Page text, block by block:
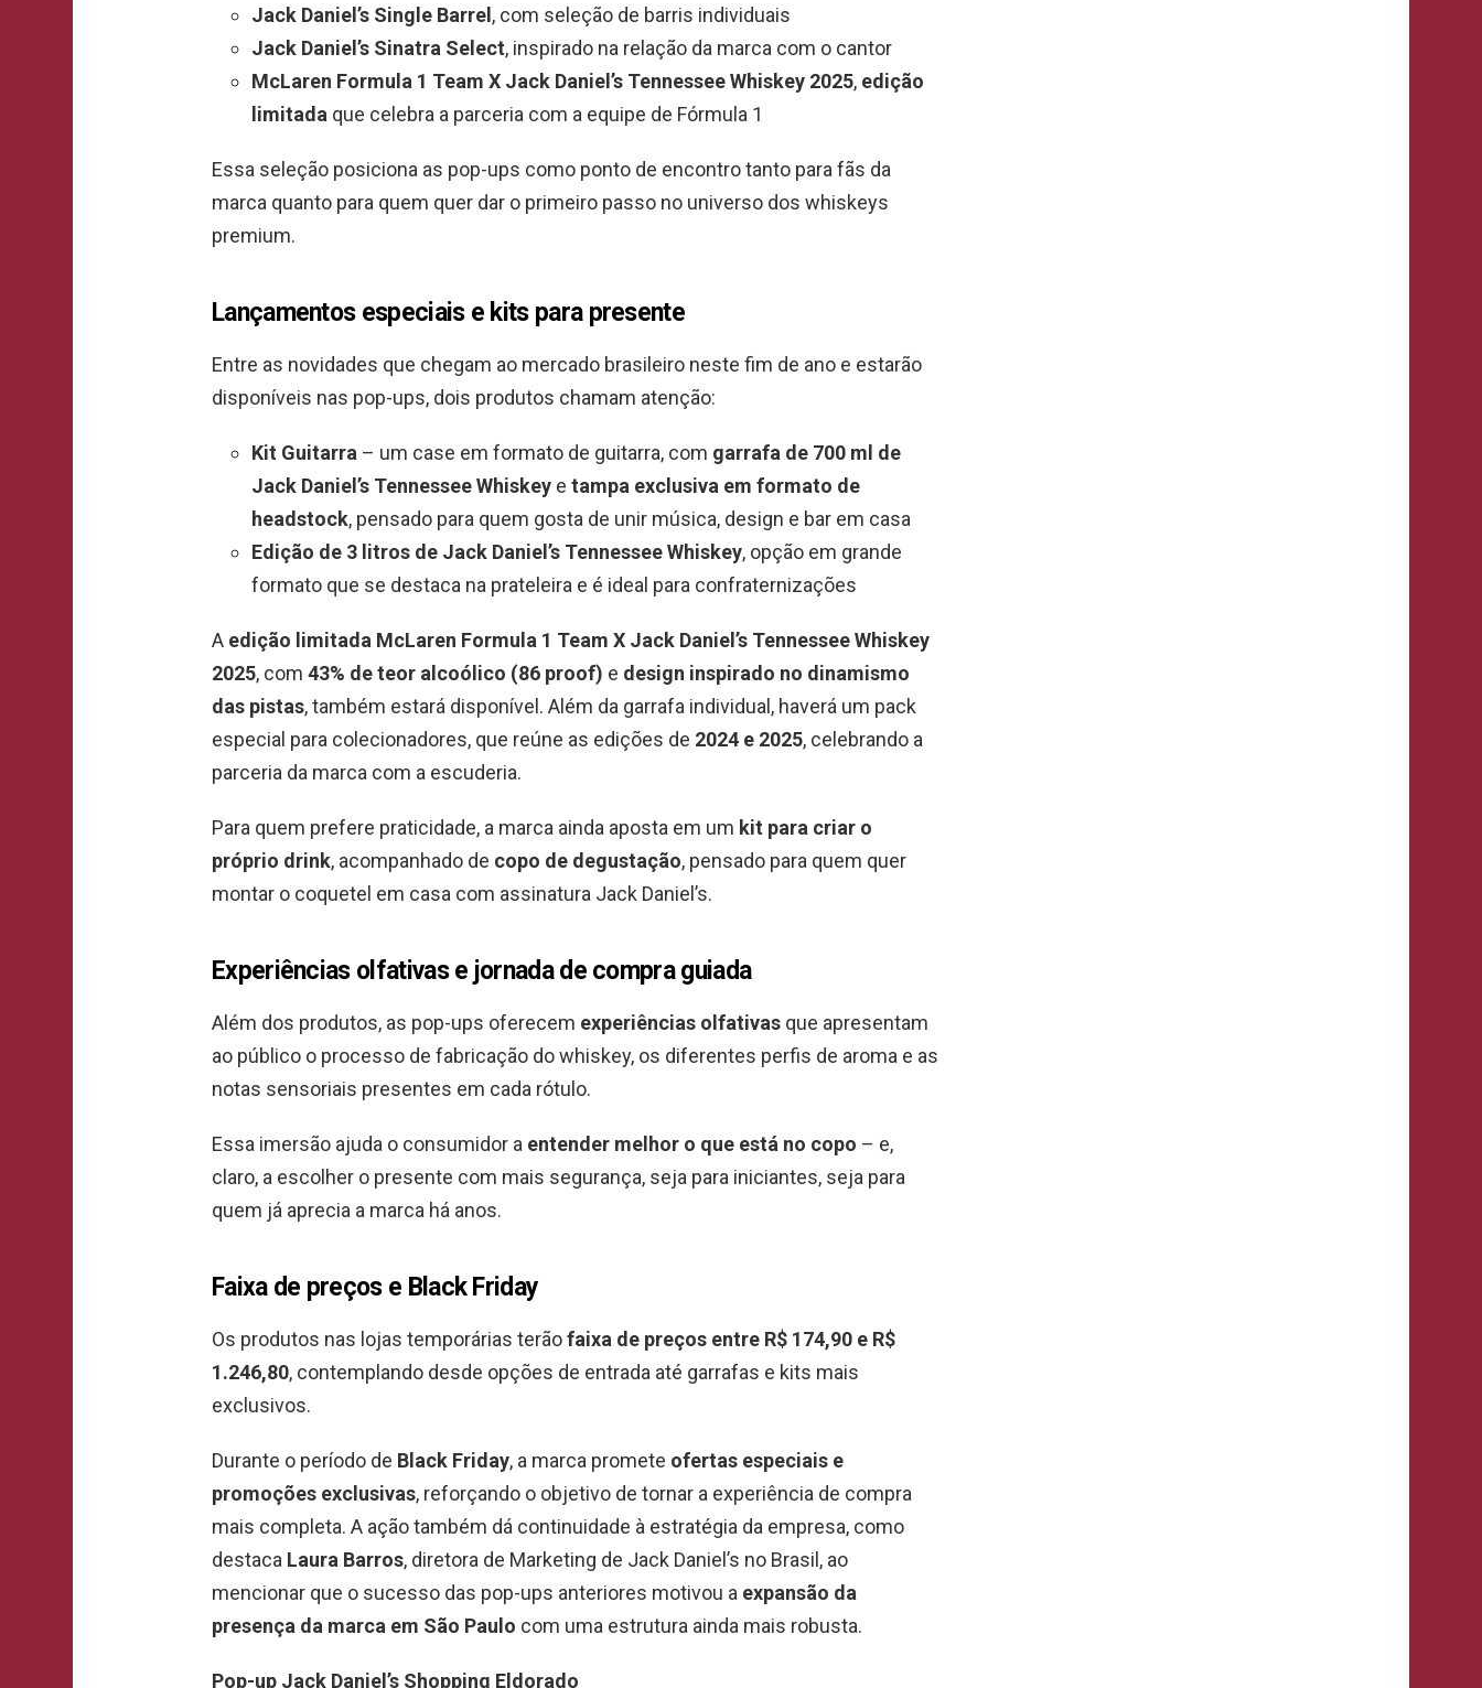
Jack Daniel’s Single Barrel, com seleção de barris individuais
Jack Daniel’s Sinatra Select, inspirado na relação da marca com o cantor
McLaren Formula 1 Team X Jack Daniel’s Tennessee Whiskey 2025, edição
limitada que celebra a parceria com a equipe de Fórmula 1
Essa seleção posiciona as pop-ups como ponto de encontro tanto para fãs da
marca quanto para quem quer dar o primeiro passo no universo dos whiskeys
premium.
Lançamentos especiais e kits para presente
Entre as novidades que chegam ao mercado brasileiro neste fim de ano e estarão
disponíveis nas pop-ups, dois produtos chamam atenção:
Kit Guitarra – um case em formato de guitarra, com garrafa de 700 ml de
Jack Daniel’s Tennessee Whiskey e tampa exclusiva em formato de
headstock, pensado para quem gosta de unir música, design e bar em casa
Edição de 3 litros de Jack Daniel’s Tennessee Whiskey, opção em grande
formato que se destaca na prateleira e é ideal para confraternizações
A edição limitada McLaren Formula 1 Team X Jack Daniel’s Tennessee Whiskey
2025, com 43% de teor alcoólico (86 proof) e design inspirado no dinamismo
das pistas, também estará disponível. Além da garrafa individual, haverá um pack
especial para colecionadores, que reúne as edições de 2024 e 2025, celebrando a
parceria da marca com a escuderia.
Para quem prefere praticidade, a marca ainda aposta em um kit para criar o
próprio drink, acompanhado de copo de degustação, pensado para quem quer
montar o coquetel em casa com assinatura Jack Daniel’s.
Experiências olfativas e jornada de compra guiada
Além dos produtos, as pop-ups oferecem experiências olfativas que apresentam
ao público o processo de fabricação do whiskey, os diferentes perfis de aroma e as
notas sensoriais presentes em cada rótulo.
Essa imersão ajuda o consumidor a entender melhor o que está no copo – e,
claro, a escolher o presente com mais segurança, seja para iniciantes, seja para
quem já aprecia a marca há anos.
Faixa de preços e Black Friday
Os produtos nas lojas temporárias terãofaixa de preços entre R$ 174,90 e R$
1.246,80, contemplando desde opções de entrada até garrafas e kits mais
exclusivos.
Durante o período de Black Friday, a marca promete ofertas especiais e
promoções exclusivas, reforçando o objetivo de tornar a experiência de compra
mais completa. A ação também dá continuidade à estratégia da empresa, como
destaca Laura Barros, diretora de Marketing de Jack Daniel’s no Brasil, ao
mencionar que o sucesso das pop-ups anteriores motivou a expansão da
presença da marca em São Paulo com uma estrutura ainda mais robusta.
Pop-up Jack Daniel’s Shopping Eldorado